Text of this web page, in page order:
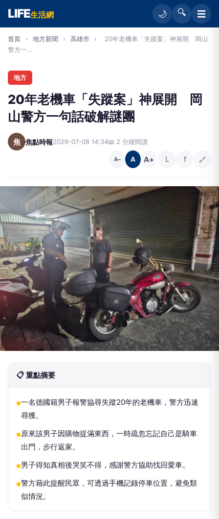
LIFE生活網 🌙 🔍 ☰
首頁 › 地方新聞 › 高雄市 ›
20年老機車「失蹤案」神展開 岡山
警方一...
地方
20年老機車「失蹤案」神展開 岡
山警方一句話破解謎團
焦 焦點時報2026-07-08 14:34📖 2 分鐘閱讀
A− A A+ L f 🔗
📋 重點摘要
●一名德國籍男子報警協尋失蹤20年的老機車，警方迅速
尋獲。
●原來該男子因購物提滿東西，一時疏忽忘記自己是騎車
出門，步行返家。
●男子得知真相後哭笑不得，感謝警方協助找回愛車。
●警方藉此提醒民眾，可透過手機記錄停車位置，避免類
似情況。